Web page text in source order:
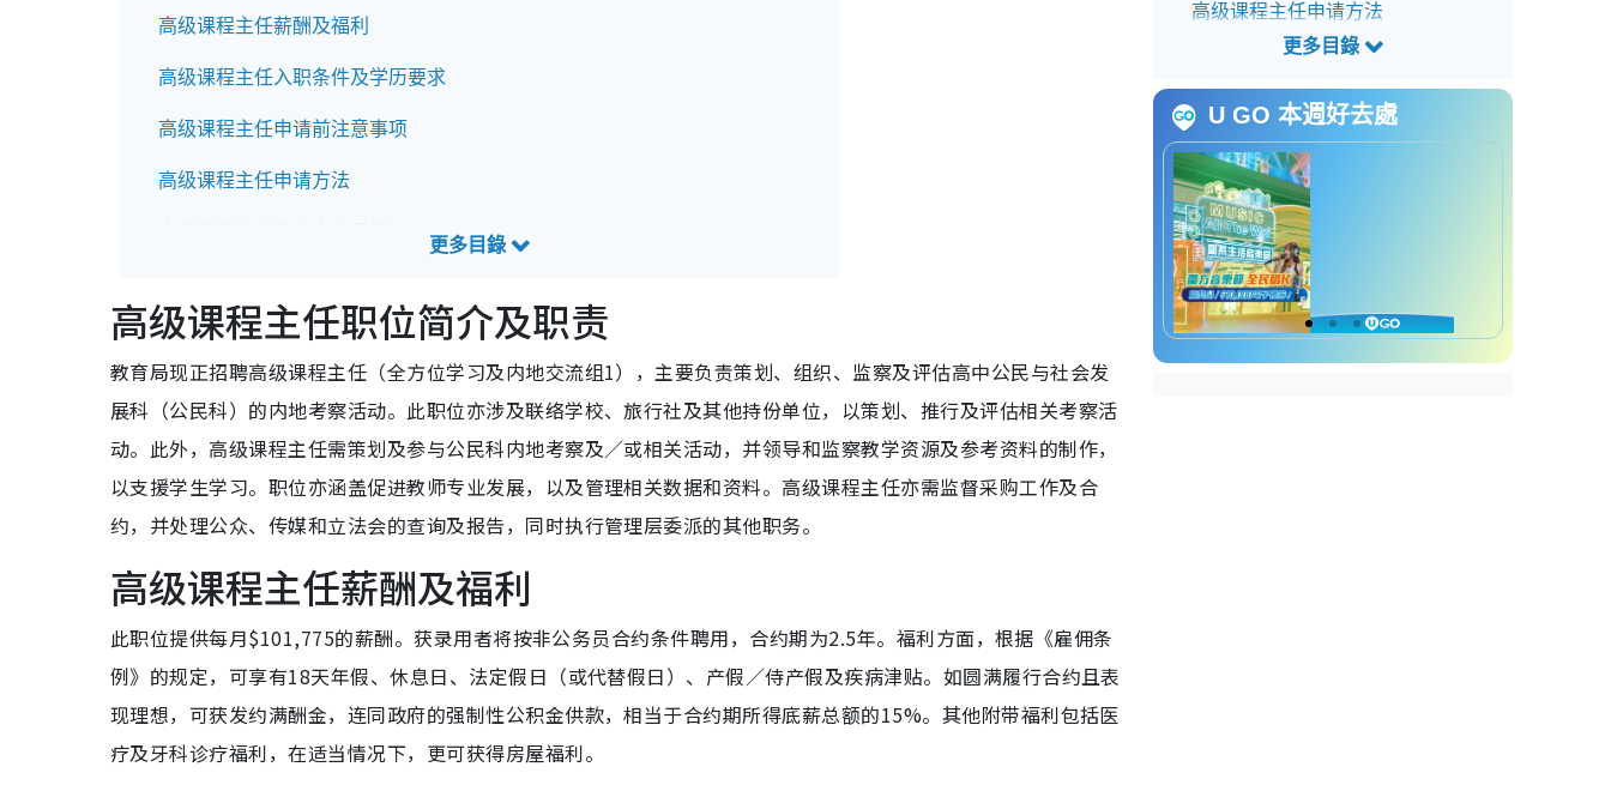
高级课程主任薪酬及福利
高级课程主任入职条件及学历要求
高级课程主任申请前注意事项
高级课程主任申请方法
高级课程主任职位简介及职责
教育局现正招聘高级课程主任（全方位学习及内地交流组1），主要负责策划、组织、监察及评估高中公民与社会发
展科（公民科）的内地考察活动。此职位亦涉及联络学校、旅行社及其他持份单位，以策划、推行及评估相关考察活
动。此外，高级课程主任需策划及参与公民科内地考察及／或相关活动，并领导和监察教学资源及参考资料的制作，
以支援学生学习。职位亦涵盖促进教师专业发展，以及管理相关数据和资料。高级课程主任亦需监督采购工作及合
约，并处理公众、传媒和立法会的查询及报告，同时执行管理层委派的其他职务。
高级课程主任薪酬及福利
此职位提供每月$101,775的薪酬。获录用者将按非公务员合约条件聘用，合约期为2.5年。福利方面，根据《雇佣条
例》的规定，可享有18天年假、休息日、法定假日（或代替假日）、产假／侍产假及疾病津贴。如圆满履行合约且表
现理想，可获发约满酬金，连同政府的强制性公积金供款，相当于合约期所得底薪总额的15%。其他附带福利包括医
疗及牙科诊疗福利，在适当情况下，更可获得房屋福利。
高级课程主任申请方法
高级课程主任招聘查询方法
U GO 本週好去處